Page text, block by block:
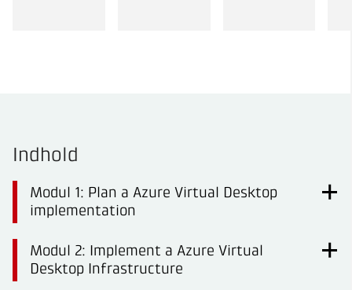
Indhold
Modul 1: Plan a Azure Virtual Desktop
implementation
Modul 2: Implement a Azure Virtual
Desktop Infrastructure